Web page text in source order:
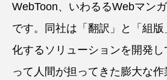
WebToon、いわるるWebマン
です。同社は「翻訳」と「組
化するソリューションを開発し
って人間が担ってきた膨大な作